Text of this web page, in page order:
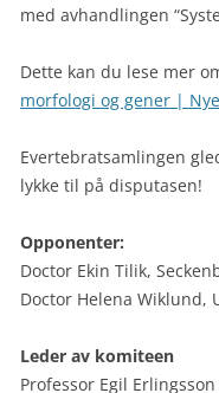
med avhandlingen
Dette kan du lese mer
morfologi og gener |
Evertebratsamlingen
lykke til på disputasen!
Opponenter:
Doctor Ekin Tilik,
Doctor Helena Wiklund,
Leder av komiteen
Professor Egil